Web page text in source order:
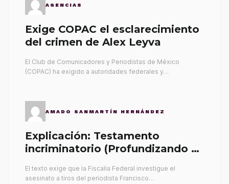
AGENCIAS
Exige COPAC el esclarecimiento
del crimen de Alex Leyva
El Club de Comunicadores y Periodistas de México
(COPAC) ha exigido a autoridades federales y…
AMADO SANMARTÍN HERNÁNDEZ
Explicación: Testamento
incriminatorio (Profundizando su
El texto exige que la Fiscalía Federal investigue el
asesinato a tiros del periodista Francisco…